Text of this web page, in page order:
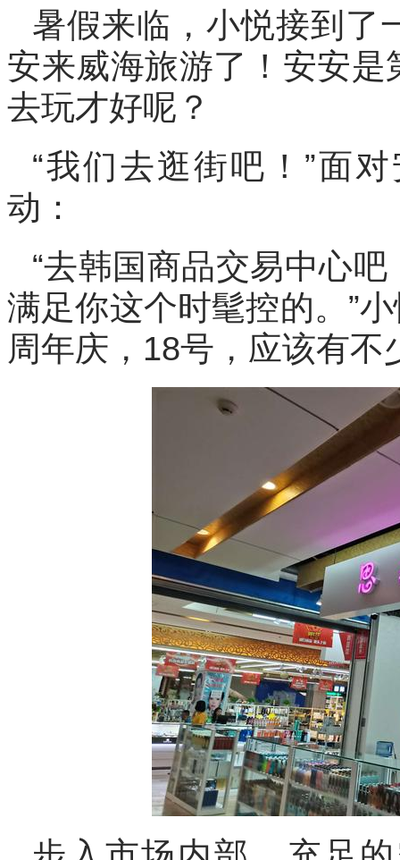
暑假来临，小悦接到了
安来威海旅游了！安安
去玩才好呢？
“我们去逛街吧！”面
动：
“去韩国商品交易中心
满足你这个时髦控的。”
周年庆，18号，应该有不